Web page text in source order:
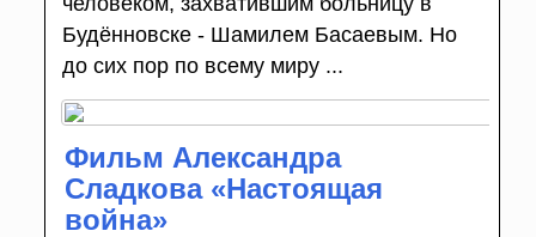
Будённовске - Шамилем Басаевым. Но
до сих пор по всему миру ...
Фильм Александра
Сладкова «Настоящая
война»